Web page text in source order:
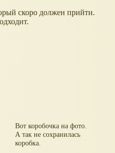
скоро должен прийти.
Вот коробочка на фото.
А так не сохранилась
коробка.